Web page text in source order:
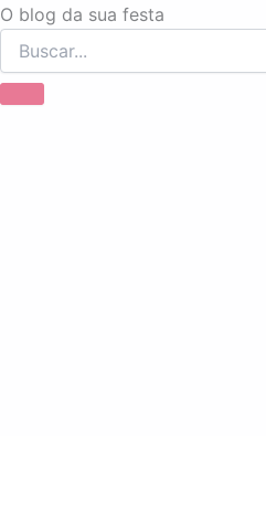
O blog da sua festa
Ir
para
o
conteúdo